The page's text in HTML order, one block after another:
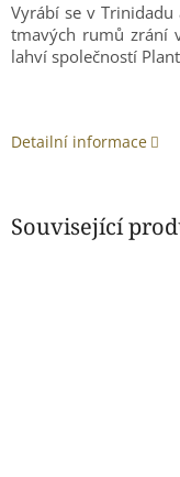
Vyrábí se v Trinidadu
tmavých rumů zrání
lahví společností
Detailní informace
Související